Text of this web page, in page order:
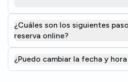
¿Cuáles son los siguientes
reserva online?
¿Puedo cambiar la fecha y